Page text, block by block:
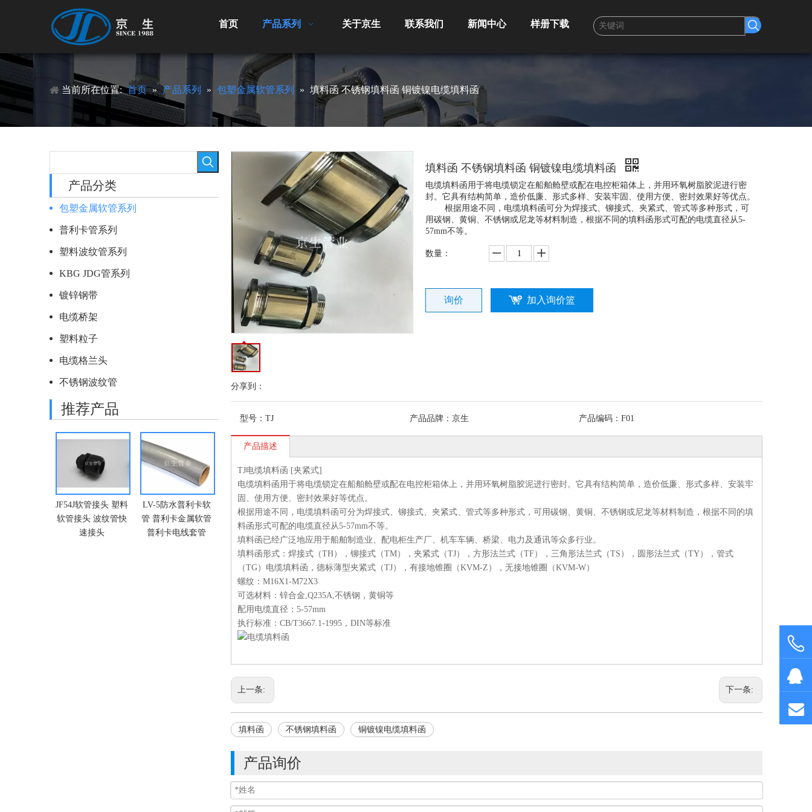
首页 产品系列 关于京生 联系我们 新闻中心 样册下载
当前所在位置: 首页 » 产品系列 » 包塑金属软管系列 » 填料函 不锈钢填料函 铜镀镍电缆填料函
产品分类
包塑金属软管系列
普利卡管系列
塑料波纹管系列
KBG JDG管系列
镀锌钢带
电缆桥架
塑料粒子
电缆格兰头
不锈钢波纹管
推荐产品
软管接头 塑料
接头 波纹管快
LV-5防水普利卡软
管 普利卡金属软管
普利卡电线套管
LA-3铝钢制普利卡
电线套管
WUG防水型普利卡
软管接头 混合连接
器
不锈钢型普利卡管
LN-4B
头 金属接头
包塑软管三通接头
令箱 电缆分线盒 防
软管
式箱接头 金属
分享到：
填料函 不锈钢填料函 铜镀镍电缆填料函
电缆填料函用于将电缆锁定在船舶舱壁或配在电控柜箱体上，并用环氧树脂胶泥进行密
封。它具有结构简单，造价低廉、形式多样、安装牢固、使用方便、密封效果好等优点。
根据用途不同，电缆填料函可分为焊接式、铆接式、夹紧式、管式等多种形式，可
用碳钢、黄铜、不锈钢或尼龙等材料制造，根据不同的填料函形式可配的电缆直径从5-
57mm不等。
数量：
询价 加入询价篮
型号： TJ 产品品牌： 京生 产品编码： F01
产品描述
TJ电缆填料函 [夹紧式]
电缆填料函用于将电缆锁定在船舶舱壁或配在电控柜箱体上，并用环氧树脂胶泥进行密封。它具有结构简单，造价低廉、形式多样、安装牢
固、使用方便、密封效果好等优点。
根据用途不同，电缆填料函可分为焊接式、铆接式、夹紧式、管式等多种形式，可用碳钢、黄铜、不锈钢或尼龙等材料制造，根据不同的填
料函形式可配的电缆直径从5-57mm不等。
填料函已经广泛地应用于船舶制造业、配电柜生产厂、机车车辆、桥梁、电力及通讯等众多行业。
填料函形式：焊接式（TH），铆接式（TM），夹紧式（TJ），方形法兰式（TF），三角形法兰式（TS），圆形法兰式（TY），管式
（TG）电缆填料函，德标薄型夹紧式（TJ），有接地锥圈（KVM-Z），无接地锥圈（KVM-W）
螺纹：M16X1-M72X3
可选材料：锌合金,Q235A,不锈钢，黄铜等
配用电缆直径：5-57mm
执行标准：CB/T3667.1-1995，DIN等标准
上一条: 下一条:
填料函 不锈钢填料函 铜镀镍电缆填料函
产品询价